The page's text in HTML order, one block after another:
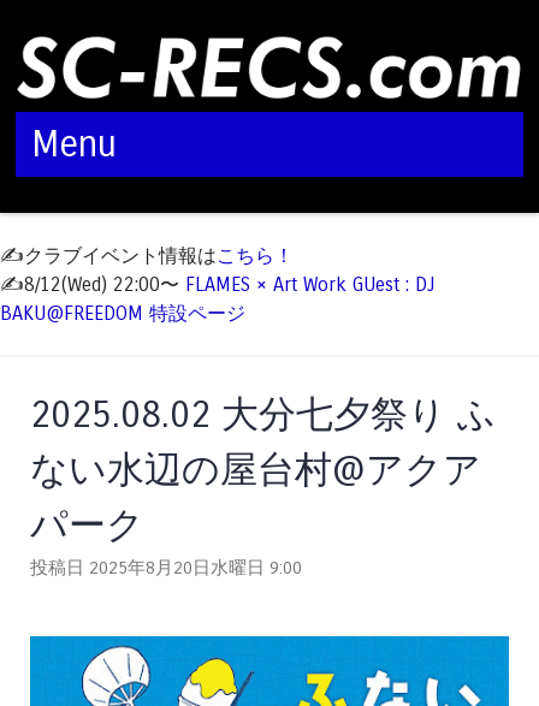
Menu
✍️クラブイベント情報はこちら！
✍️8/12(Wed) 22:00〜 FLAMES × Art Work GUest : DJ
BAKU@FREEDOM 特設ページ
2025.08.02 大分七夕祭り ふ
ない水辺の屋台村@アクア
パーク
投稿日 2025年8月20日水曜日 9:00